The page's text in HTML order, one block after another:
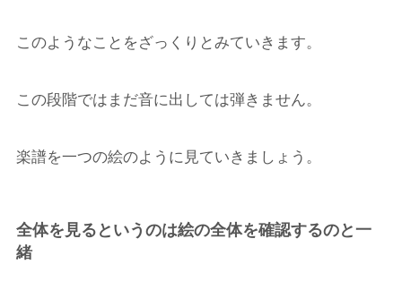
このようなことをざっくりとみていきます。
この段階ではまだ音に出しては弾きません。
楽譜を一つの絵のように見ていきましょう。
全体を見るというのは絵の全体を確認するのと一
緒